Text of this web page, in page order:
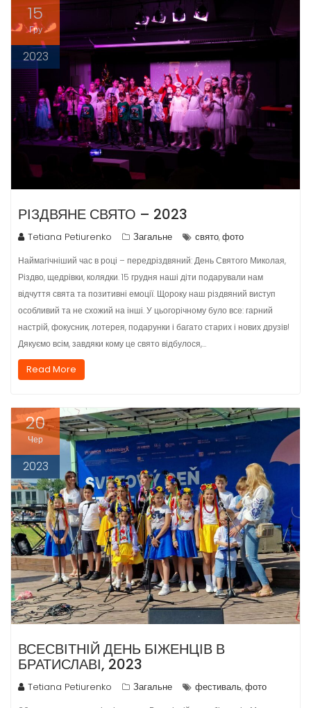
15
Гру
2023
РІЗДВЯНЕ СВЯТО – 2023
Tetiana Petiurenko Загальне свято,фото
Наймагічніший час в році – передріздвяний: День Святого Миколая,
Різдво, щедрівки, колядки. 15 грудня наші діти подарували нам
відчуття свята та позитивні емоції. Щороку наш різдвяний виступ
особливий та не схожий на інші. У цьогорічному було все: гарний
настрій, фокусник, лотерея, подарунки і багато старих і нових друзів!
Дякуємо всім, завдяки кому це свято відбулося,…
Read More
20
Чер
2023
ВСЕСВІТНІЙ ДЕНЬ БІЖЕНЦІВ В
БРАТИСЛАВІ, 2023
Tetiana Petiurenko Загальне фестиваль,фото